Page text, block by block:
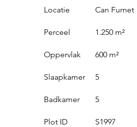
Locatie
Perceel
Oppervlak
Can Furnet
1.250 m²
600 m²
Slaapkamer
Badkamer
5
5
Plot ID S1997